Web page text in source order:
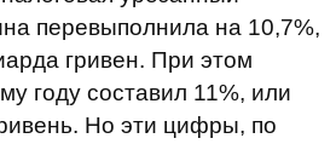
перевыполнила на 10,7%,
гривен. При этом
году составил 11%, или
Но эти цифры, по